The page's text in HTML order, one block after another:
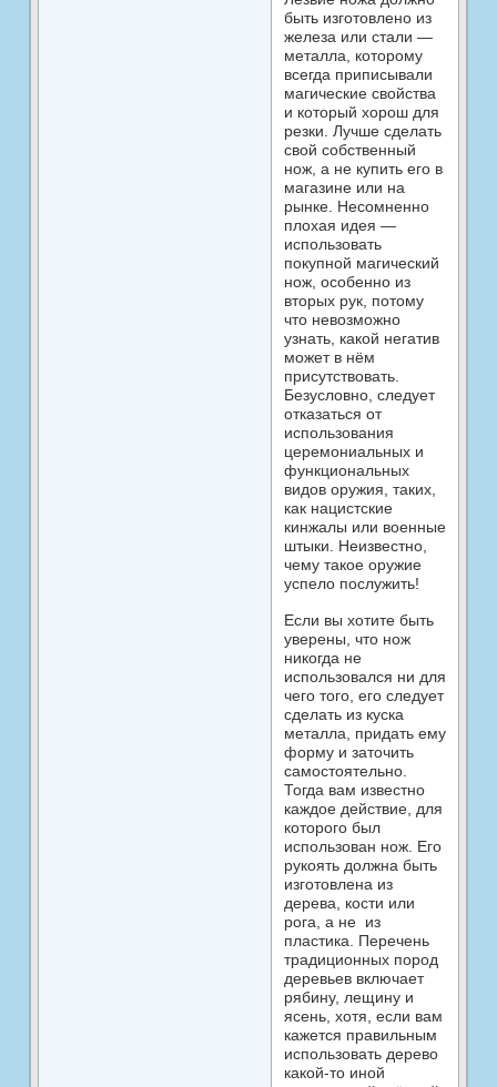
быть изготовлено из
железа или стали —
металла, которому
всегда приписывали
магические свойства
и который хорош для
резки. Лучше сделать
свой собственный
нож, а не купить его в
магазине или на
рынке. Несомненно
плохая идея —
использовать
покупной магический
нож, особенно из
вторых рук, потому
что невозможно
узнать, какой негатив
может в нём
присутствовать.
Безусловно, следует
отказаться от
использования
церемониальных и
функциональных
видов ору­жия, таких,
как нацистские
кинжалы или военные
штыки. Неизвестно,
чему такое оружие
успело по­служить!
Если вы хотите быть
уверены, что нож
никогда не
использовался ни для
чего того, его следует
сделать из куска
металла, придать ему
форму и за­точить
самостоятельно.
Тогда вам известно
каждое действие, для
которого был
использован нож. Его
рукоять должна быть
изготовлена из
дерева, кости или
рога, a не из
пластика. Перечень
традиционных пород
деревьев включает
рябину, лещину и
ясень, хотя, если вам
кажется правильным
использовать дерево
какой-то иной